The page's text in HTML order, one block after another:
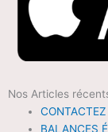
Nos Articles
BALANCES